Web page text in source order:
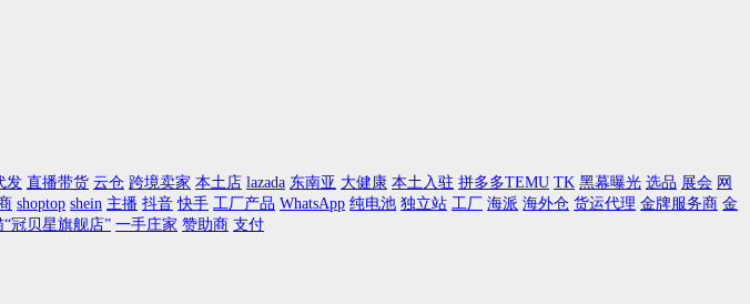
发 直播带货 云仓 跨境卖家 本土店 lazada 东南亚 大健康 本土入驻 拼多多TEMU TK 黑幕曝光 选品 展会 网
shoptop shein 主播 抖音 快手 工厂产品 WhatsApp 纯电池 独立站 工厂 海派 海外仓 货运代理 金牌服务商 金
“冠贝星旗舰店” 一手庄家 赞助商 支付